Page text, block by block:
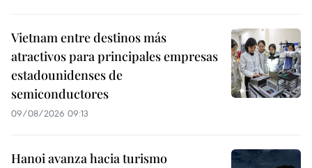
Vietnam entre destinos más
atractivos para principales empresas
estadounidenses de
semiconductores
09/08/2026 09:13
Hanoi avanza hacia turismo